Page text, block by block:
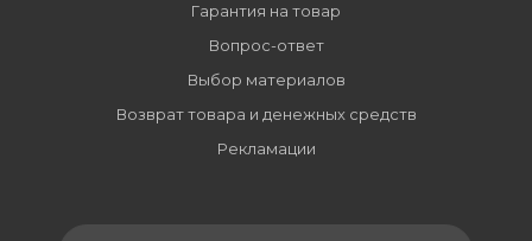
Гарантия на товар
Вопрос-ответ
Выбор материалов
Возврат товара и денежных средств
Рекламации